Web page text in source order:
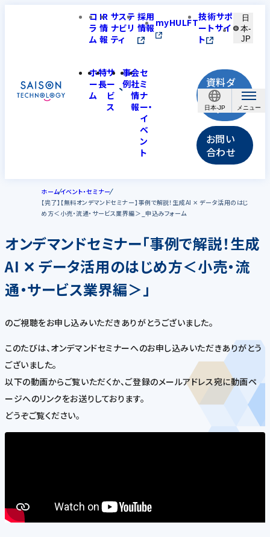
日本-JP
コ
ラ
ム
IR
情
報
サステ
ナビリ
ティ
採用
情報myHULFT技術サポ
ートサイ
ト
日
本-
JP
ホ
ー
ム
特
長
サ
ー
ビ
ス
事
例
会
社
情
報
セ
ミ
ナ
ー・
イ
ベ
ン
ト
資料ダ
ウンロ
ード
お問い
合わせ
ホームイベント・セミナー
【完了】【無料オンデマンドセミナー】事例で解説！生成AI ✕ データ活用のはじ
め方＜小売・流通・サービス業界編＞_申込みフォーム
オンデマンドセミナー「事例で解説！生成
AI ✕ データ活用のはじめ方＜小売・流
通・サービス業界編＞」
のご視聴をお申し込みいただきありがとうございました。
このたびは、オンデマンドセミナーへのお申し込みいただきありがとう
ございました。
以下の動画からご覧いただくか、ご登録のメールアドレス宛に動画ペ
ージへのリンクをお送りしております。
どうぞご覧ください。